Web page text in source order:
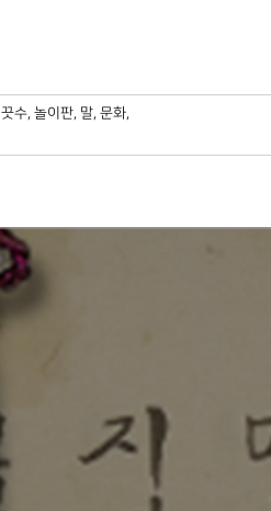
끗수, 놀이판, 말, 문화,